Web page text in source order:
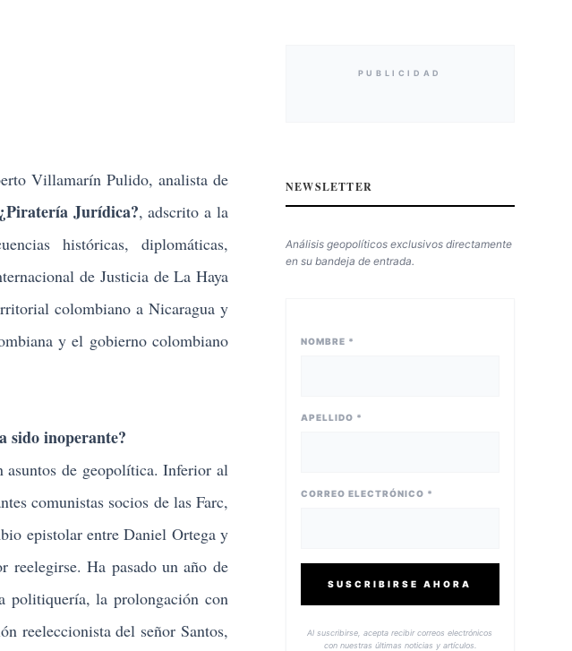
Villamarín Pulido, analista de
Jurídica?, adscrito a la
históricas, diplomáticas,
de Justicia de La Haya
colombiano a Nicaragua y
y el gobierno colombiano
inoperante?
de geopolítica. Inferior al
comunistas socios de las Farc,
epistolar entre Daniel Ortega y
Ha pasado un año de
politiquería, la prolongación con
reeleccionista del señor Santos,
PUBLICIDAD
NEWSLETTER
Análisis geopolíticos exclusivos directamente
en su bandeja de entrada.
NOMBRE *
APELLIDO *
CORREO ELECTRÓNICO *
SUSCRIBIRSE AHORA
Al suscribirse, acepta recibir correos electrónicos
con nuestras últimas noticias y artículos.